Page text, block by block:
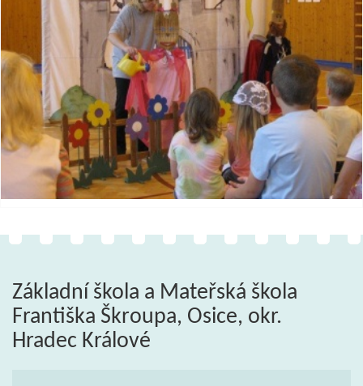
Základní škola a Mateřská škola
Františka Škroupa, Osice, okr.
Hradec Králové